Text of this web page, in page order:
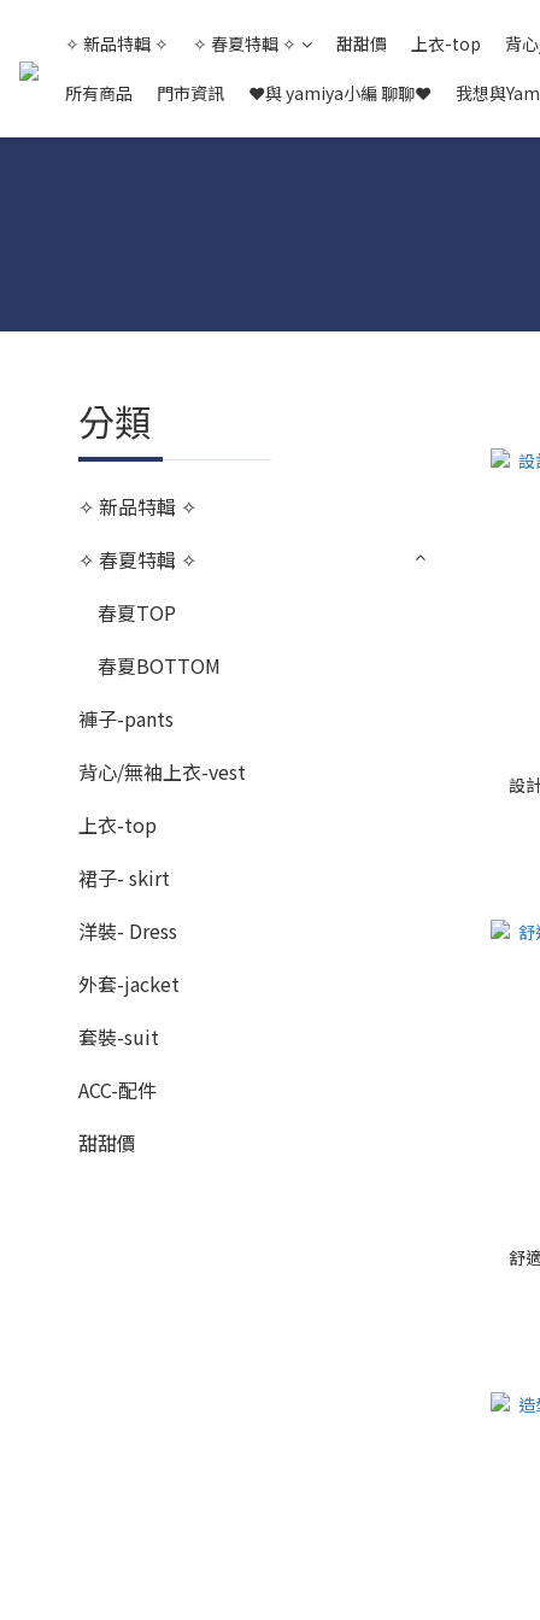
✧ 新品特輯 ✧ ✧ 春夏特輯 ✧ 甜甜價 上衣-top 背
所有商品 門市資訊 ❤與 yamiya小編 聊聊❤ 我想與
分類
✧ 新品特輯 ✧
✧ 春夏特輯 ✧
春夏TOP
春夏BOTTOM
褲子-pants
背心/無袖上衣-vest
上衣-top
裙子- skirt
洋裝- Dress
外套-jacket
套裝-suit
ACC-配件
甜甜價
設
舒